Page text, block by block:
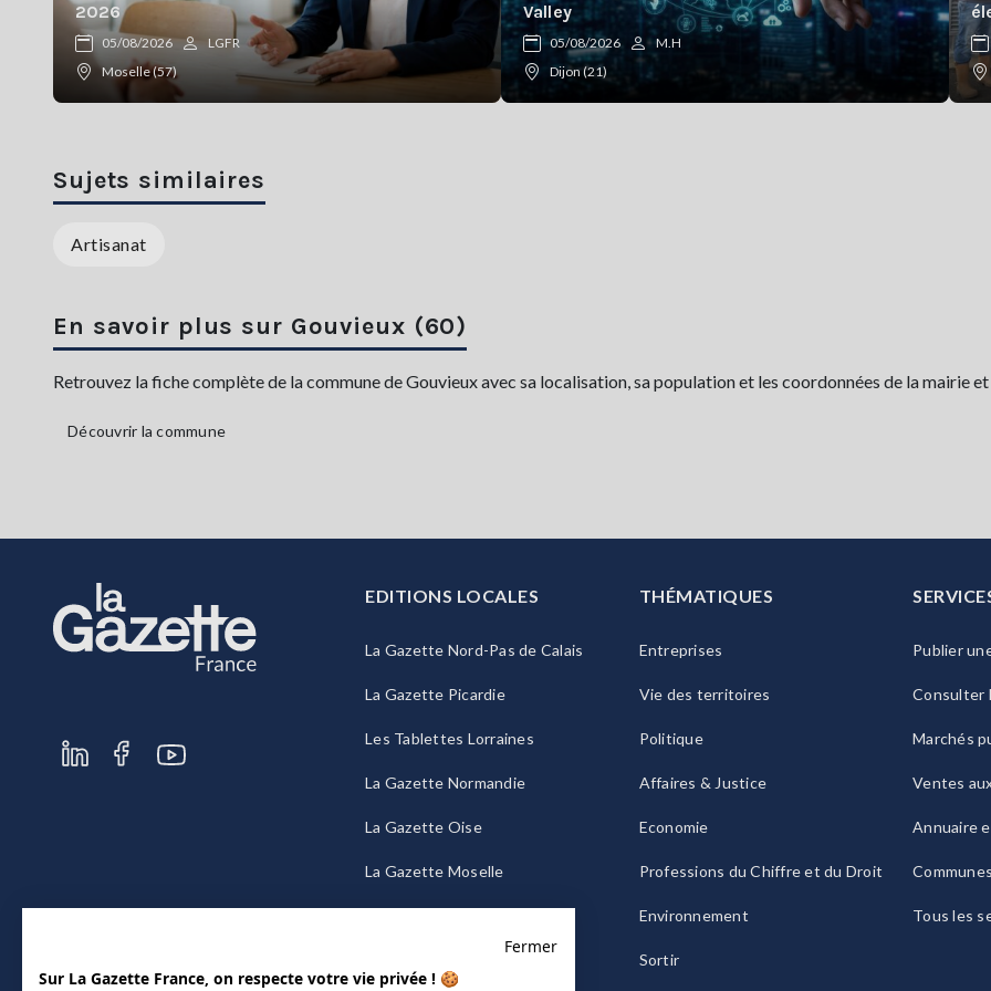
2026
05/08/2026
LGFR
Moselle (57)
Valley
05/08/2026
M.H
Dijon (21)
Sujets similaires
Artisanat
En savoir plus sur Gouvieux (60)
Retrouvez la fiche complète de la commune de Gouvieux avec sa localisation, sa population et les coordonnées de la mairie
Découvrir la commune
EDITIONS LOCALES
La Gazette Nord-Pas de Calais
La Gazette Picardie
Les Tablettes Lorraines
La Gazette Normandie
La Gazette Oise
La Gazette Moselle
THÉMATIQUES
Entreprises
Vie des territoires
Politique
Affaires & Justice
Economie
Professions du Chiffre et du Droit
Environnement
Sortir
Publier
Consulter
Marchés
Ventes
Annuaire
Communes
Tous les
Fermer
Sur La Gazette France, on respecte votre vie privée ! 🍪